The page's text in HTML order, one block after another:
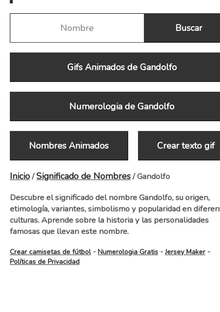
Gifs Animados de Gandolfo
Numerologia de Gandolfo
Nombres Animados Crear texto gif
Inicio/Significado de Nombres/ Gandolfo
Descubre el significado del nombre Gandolfo, su origen,
etimología, variantes, simbolismo y popularidad en
culturas. Aprende sobre la historia y las personalidades
famosas que llevan este nombre.
Crear camisetas de fútbol- Numerologia Gratis -Jersey Maker-
Políticas de Privacidad